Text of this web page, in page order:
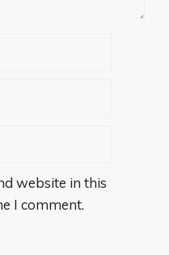
website in this
I comment.